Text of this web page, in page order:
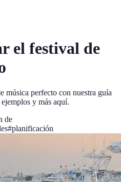
el festival de
música perfecto con nuestra guía
y más aquí.
de
#planificación